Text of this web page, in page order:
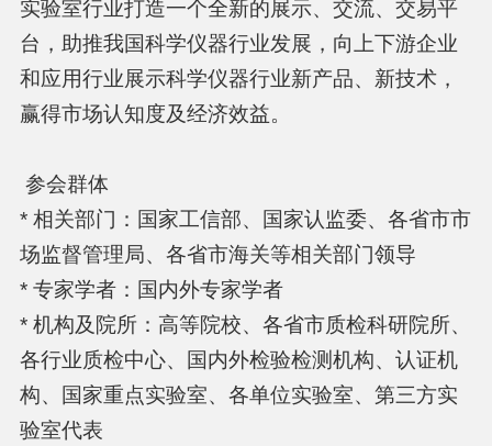
实验室行业打造一个全新的展示、交流、交易平
台，助推我国科学仪器行业发展，向上下游企业
和应用行业展示科学仪器行业新产品、新技术，
赢得市场认知度及经济效益。
参会群体
* 相关部门：国家工信部、国家认监委、各省市市
场监督管理局、各省市海关等相关部门领导
* 专家学者：国内外专家学者
* 机构及院所：高等院校、各省市质检科研院所、
各行业质检中心、国内外检验检测机构、认证机
构、国家重点实验室、各单位实验室、第三方实
验室代表